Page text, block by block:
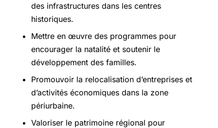
des infrastructures dans les centres
historiques.
Mettre en œuvre des programmes pour
encourager la natalité et soutenir le
développement des familles.
Promouvoir la relocalisation d’entreprises et
d’activités économiques dans la zone
périurbaine.
Valoriser le patrimoine régional pour